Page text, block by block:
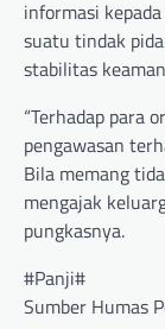
informasi
suatu tindak
stabilitas
“Terhadap para
pengawasan
Bila memang
mengajak
pungkasnya.
#Panji#
Sumber Humas